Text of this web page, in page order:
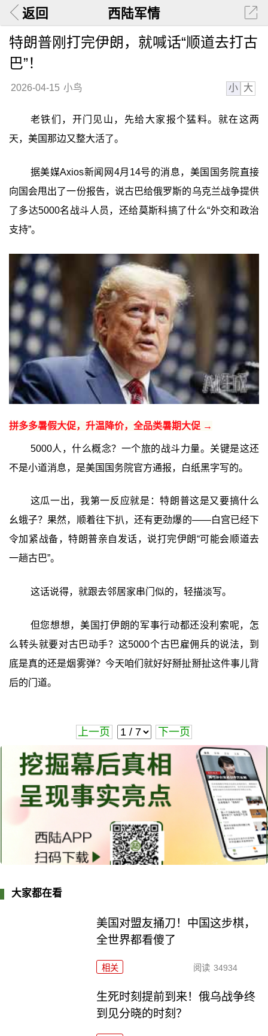
返回 西陆军情
特朗普刚打完伊朗，就喊话“顺道去打古
巴”！
2026-04-15 小鸟 小 大
老铁们，开门见山，先给大家报个猛料。就在这两
天，美国那边又整大活了。
据美媒Axios新闻网4月14号的消息，美国国务院直接
向国会甩出了一份报告，说古巴给俄罗斯的乌克兰战争提供
了多达5000名战斗人员，还给莫斯科搞了什么“外交和政治
支持”。
拼多多暑假大促，升温降价，全品类暑期大促 →
5000人，什么概念？一个旅的战斗力量。关键是这还
不是小道消息，是美国国务院官方通报，白纸黑字写的。
这瓜一出，我第一反应就是：特朗普这是又要搞什么
幺蛾子？果然，顺着往下扒，还有更劲爆的——白宫已经下
令加紧战备，特朗普亲自发话，说打完伊朗“可能会顺道去
一趟古巴”。
这话说得，就跟去邻居家串门似的，轻描淡写。
但您想想，美国打伊朗的军事行动都还没利索呢，怎
么转头就要对古巴动手？这5000个古巴雇佣兵的说法，到
底是真的还是烟雾弹？今天咱们就好好掰扯掰扯这件事儿背
后的门道。
上一页 下一页
大家都在看
美国对盟友捅刀！中国这步棋，
全世界都看傻了
相关 阅读 34934
生死时刻提前到来！俄乌战争终
到见分晓的时刻？